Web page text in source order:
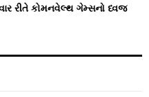
રીતે કોમનવેલ્થ ગેમ્સનો ધ્વજ